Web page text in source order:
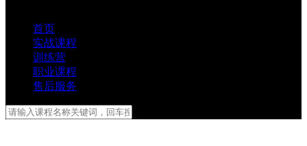
首页
实战课程
训练营
职业课程
售后服务